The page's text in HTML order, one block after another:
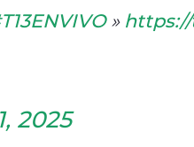
»
2025